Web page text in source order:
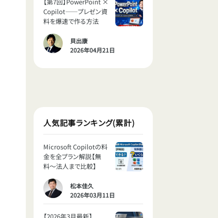
Copilot——プレゼン資
料を爆速で作る方法
貝出康
2026年04月21日
人気記事ランキング(累計)
Microsoft Copilotの料
金を全プラン解説【無
料〜法人まで比較】
松本佳久
2026年03月11日